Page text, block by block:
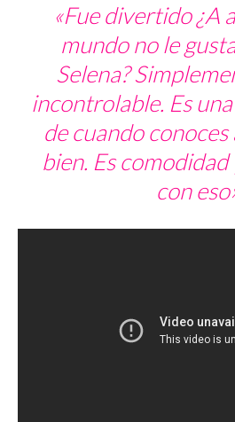
«Fue divertido ¿A
mundo no le
Selena?
incontrolable. Es
de cuando
bien. Es
con